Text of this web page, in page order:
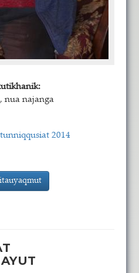
nua najanga
2014